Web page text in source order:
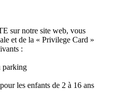
sur notre site web, vous
et de la « Privilege Card »
:
parking
les enfants de 2 à 16 ans